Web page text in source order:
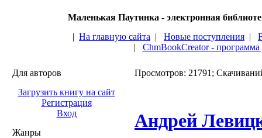
Маленькая Паутинка - электронная
| На главную сайта | Новые поступления |
| ChmBookCreator -
Для авторов
Загрузить книгу на сайт
Регистрация
Вход
Жанры
Просмотров: 21791;
Андрей